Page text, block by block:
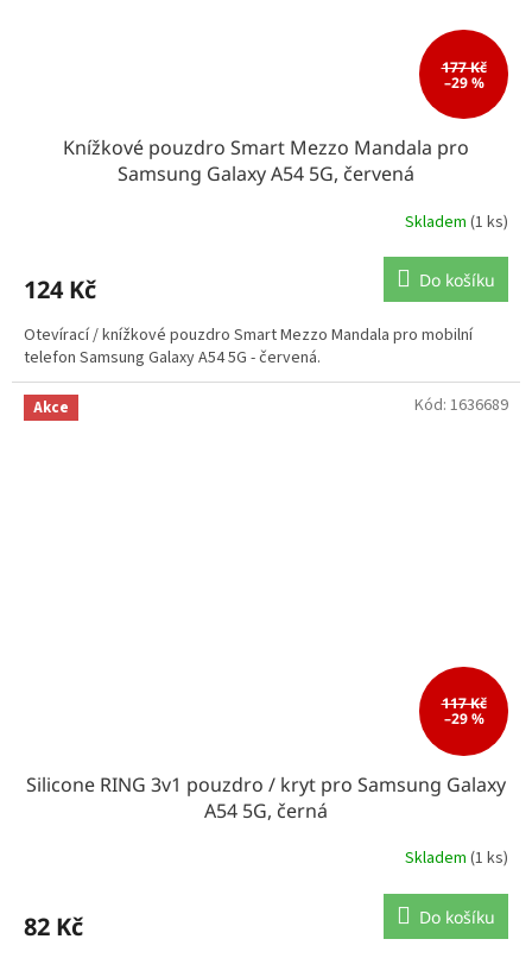
177 Kč
–29 %
Knížkové pouzdro Smart Mezzo Mandala pro
Samsung Galaxy A54 5G, červená
Skladem (1 ks)
124 Kč Do košíku
Otevírací / knížkové pouzdro Smart Mezzo Mandala pro mobilní
telefon Samsung Galaxy A54 5G - červená.
Akce
117 Kč
–29 %
Silicone RING 3v1 pouzdro / kryt pro Samsung Galaxy
A54 5G, černá
Skladem (1 ks)
82 Kč Do košíku
Kód: 1636689